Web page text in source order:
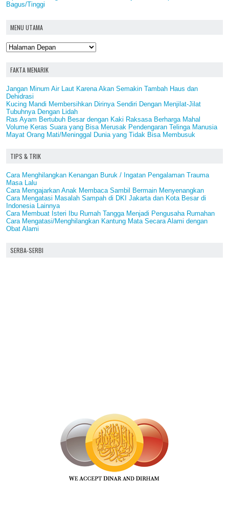
Bagus/Tinggi
MENU UTAMA
FAKTA MENARIK
Jangan Minum Air Laut Karena Akan Semakin Tambah Haus dan
Dehidrasi
Kucing Mandi Membersihkan Dirinya Sendiri Dengan Menjilat-Jilat
Tubuhnya Dengan Lidah
Ras Ayam Bertubuh Besar dengan Kaki Raksasa Berharga Mahal
Volume Keras Suara yang Bisa Merusak Pendengaran Telinga Manusia
Mayat Orang Mati/Meninggal Dunia yang Tidak Bisa Membusuk
TIPS & TRIK
Cara Menghilangkan Kenangan Buruk / Ingatan Pengalaman Trauma
Masa Lalu
Cara Mengajarkan Anak Membaca Sambil Bermain Menyenangkan
Cara Mengatasi Masalah Sampah di DKI Jakarta dan Kota Besar di
Indonesia Lainnya
Cara Membuat Isteri Ibu Rumah Tangga Menjadi Pengusaha Rumahan
Cara Mengatasi/Menghilangkan Kantung Mata Secara Alami dengan
Obat Alami
SERBA-SERBI